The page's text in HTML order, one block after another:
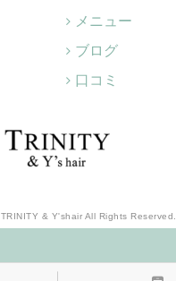
メニュー
ブログ
口コミ
TRINITY & Y'shair All Rights Reserved.